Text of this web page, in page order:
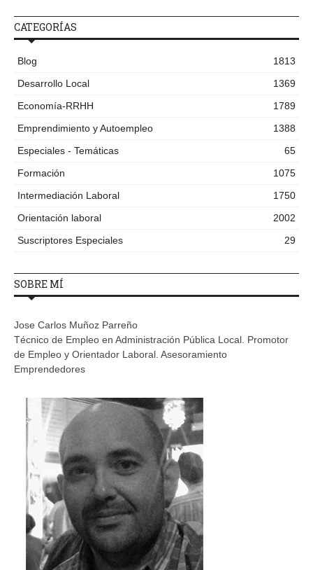
CATEGORÍAS
Blog
1813
Desarrollo Local
1369
Economía-RRHH
1789
Emprendimiento y Autoempleo
1388
Especiales - Temáticas
65
Formación
1075
Intermediación Laboral
1750
Orientación laboral
2002
Suscriptores Especiales
29
SOBRE MÍ
Jose Carlos Muñoz Parreño
Técnico de Empleo en Administración Pública Local. Promotor
de Empleo y Orientador Laboral. Asesoramiento
Emprendedores